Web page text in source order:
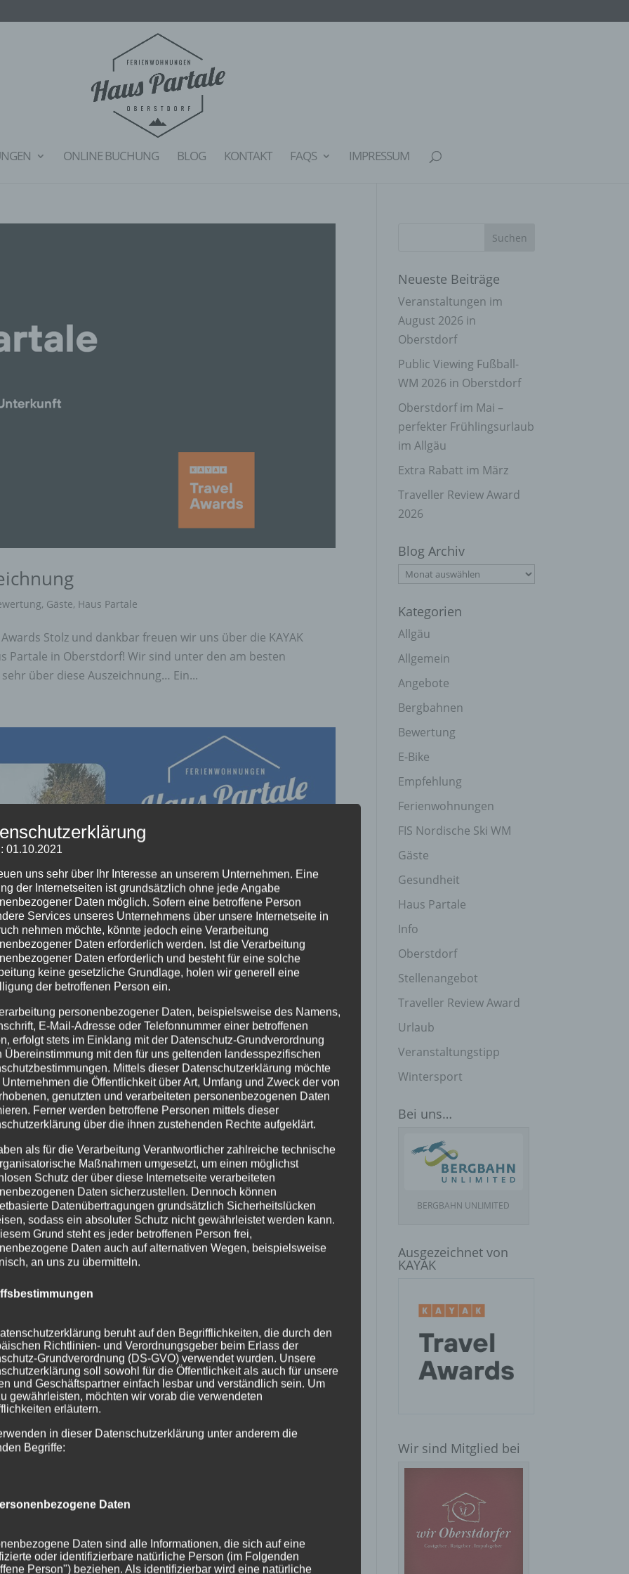
ONLINE BUCHUNG BLOG KONTAKT FAQS IMPRESSUM
, Gäste, Haus Partale
Stolz und dankbar freuen wir uns über die KAYAK
Partale in Oberstdorf! Wir sind unter den am besten
über diese Auszeichnung… Ein...
,Haus Partale
Auszeichnung bekommen Wir freuen
beim #TravellerReviewAwards2023 von Booking.com
unseren Gästen & Freunden vom...
Neueste Beiträge
Veranstaltungen im
August 2026 in
Oberstdorf
Public Viewing Fußball-
WM 2026 in Oberstdorf
Oberstdorf im Mai –
perfekter Frühlingsurlaub
im Allgäu
Extra Rabatt im März
Traveller Review Award
2026
Blog Archiv
Blog
Kategorien
Allgäu
Allgemein
Angebote
Bergbahnen
Bewertung
E-Bike
Empfehlung
Ferienwohnungen
FIS Nordische Ski WM
Gäste
Gesundheit
Haus Partale
Info
Oberstdorf
Stellenangebot
Traveller Review Award
Urlaub
Veranstaltungstipp
Wintersport
Bei uns…
BERGBAHN UNLIMITED
Ausgezeichnet von
KAYAK
Wir sind Mitglied bei
01.10.2021
uns sehr über Ihr Interesse an unserem Unternehmen. Eine
der Internetseiten ist grundsätzlich ohne jede Angabe
Daten möglich. Sofern eine betroffene Person
Services unseres Unternehmens über unsere Internetseite in
nehmen möchte, könnte jedoch eine Verarbeitung
Daten erforderlich werden. Ist die Verarbeitung
Daten erforderlich und besteht für eine solche
keine gesetzliche Grundlage, holen wir generell eine
der betroffenen Person ein.
personenbezogener Daten, beispielsweise des Namens,
E-Mail-Adresse oder Telefonnummer einer betroffenen
erfolgt stets im Einklang mit der Datenschutz-Grundverordnung
Übereinstimmung mit den für uns geltenden landesspezifischen
Mittels dieser Datenschutzerklärung möchte
Unternehmen die Öffentlichkeit über Art, Umfang und Zweck der von
genutzten und verarbeiteten personenbezogenen Daten
Ferner werden betroffene Personen mittels dieser
über die ihnen zustehenden Rechte aufgeklärt.
als für die Verarbeitung Verantwortlicher zahlreiche technische
Maßnahmen umgesetzt, um einen möglichst
Schutz der über diese Internetseite verarbeiteten
Daten sicherzustellen. Dennoch können
Datenübertragungen grundsätzlich Sicherheitslücken
sodass ein absoluter Schutz nicht gewährleistet werden kann.
Grund steht es jeder betroffenen Person frei,
Daten auch auf alternativen Wegen, beispielsweise
an uns zu übermitteln.
beruht auf den Begrifflichkeiten, die durch den
Richtlinien- und Verordnungsgeber beim Erlass der
Grundverordnung (DS-GVO) verwendet wurden. Unsere
soll sowohl für die Öffentlichkeit als auch für unsere
und Geschäftspartner einfach lesbar und verständlich sein. Um
gewährleisten, möchten wir vorab die verwendeten
erläutern.
in dieser Datenschutzerklärung unter anderem die
Begriffe:
Daten
Daten sind alle Informationen, die sich auf eine
oder identifizierbare natürliche Person (im Folgenden
Person") beziehen. Als identifizierbar wird eine natürliche